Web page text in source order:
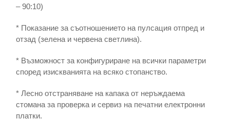
– 90:10)
* Показание за съотношението на пулсация отпред и
отзад (зелена и червена светлина).
* Възможност за конфигуриране на всички параметри
според изискванията на всяко стопанство.
* Лесно отстраняване на капака от неръждаема
стомана за проверка и сервиз на печатни електронни
платки.